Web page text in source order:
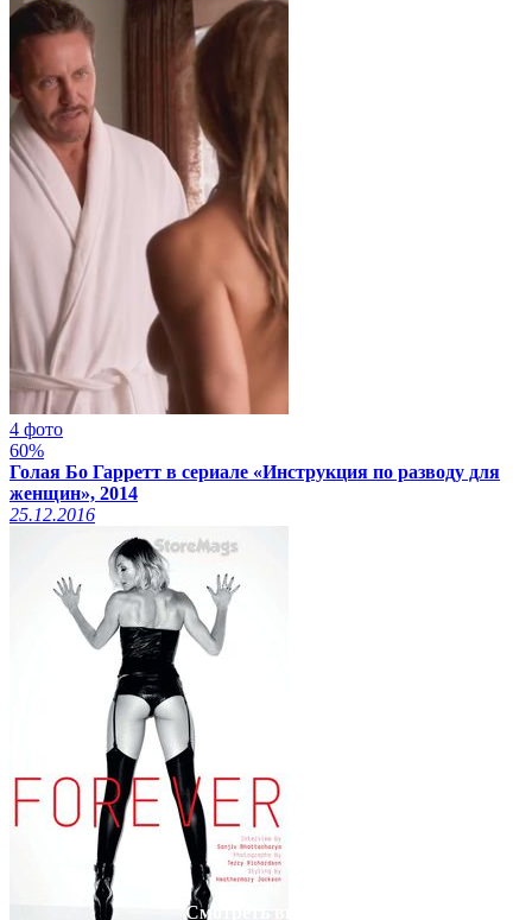
Смотреть видео на
4 фото
60%
Голая Бо Гарретт в сериале «Инструкция по разводу для
женщин», 2014
25.12.2016